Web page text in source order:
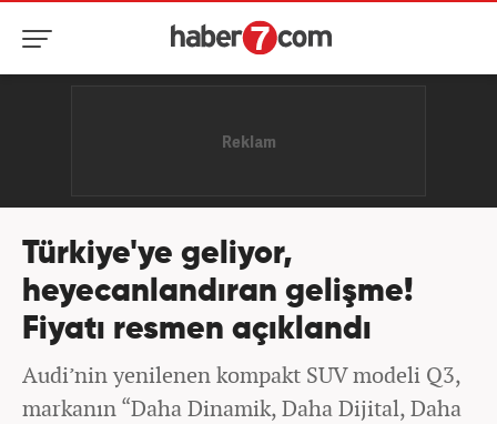
Türkiye'ye geliyor,
heyecanlandıran gelişme!
Fiyatı resmen açıklandı
Audi’nin yenilenen kompakt SUV modeli Q3,
markanın “Daha Dinamik, Daha Dijital, Daha